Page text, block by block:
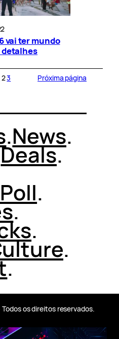
vai ter mundo
detalhes
23 Próxima página
.News.
Deals.
.
.
.
.
.
os direitos reservados.